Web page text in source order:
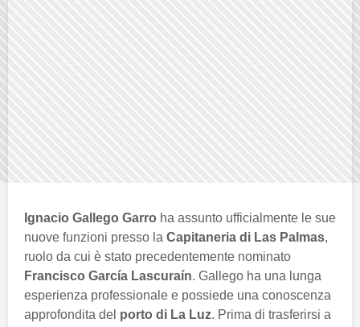
Ignacio Gallego Garro ha assunto ufficialmente le sue
nuove funzioni presso la Capitaneria di Las Palmas,
ruolo da cui è stato precedentemente nominato
Francisco García Lascuraín. Gallego ha una lunga
esperienza professionale e possiede una conoscenza
approfondita del porto di La Luz. Prima di trasferirsi a